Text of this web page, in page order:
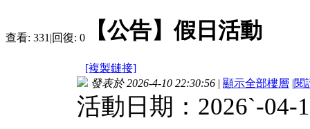
查看: 331 |回復: 0 【公告】假日活動
[複製鏈接]
發表於 2026-4-10 22:30:56 | 顯示全部樓層 |閱
活動日期：2026ˋ-04-